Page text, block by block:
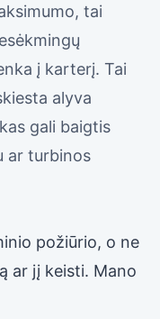
tai
į karterį. Tai
alyva
gali baigtis
ar turbinos
požiūrio, o ne
ar jį keisti. Mano